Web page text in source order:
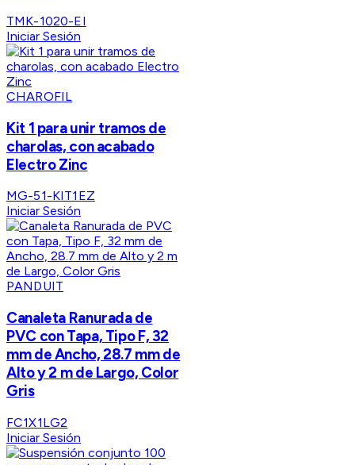
TMK-1020-EI
Iniciar Sesión
CHAROFIL
Kit 1 para unir tramos de
charolas, con acabado
Electro Zinc
MG-51-KIT1EZ
Iniciar Sesión
PANDUIT
Canaleta Ranurada de
PVC con Tapa, Tipo F, 32
mm de Ancho, 28.7 mm de
Alto y 2 m de Largo, Color
Gris
FC1X1LG2
Iniciar Sesión